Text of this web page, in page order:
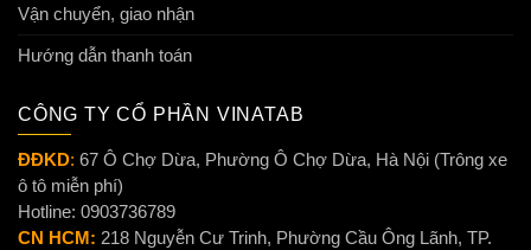
Vận chuyển, giao nhận
Hướng dẫn thanh toán
CÔNG TY CỔ PHẦN VINATAB
ĐĐKD: 67 Ô Chợ Dừa, Phường Ô Chợ Dừa, Hà Nội (Trông xe
ô tô miễn phí)
Hotline: 0903736789
CN HCM: 218 Nguyễn Cư Trinh, Phường Cầu Ông Lãnh, TP.